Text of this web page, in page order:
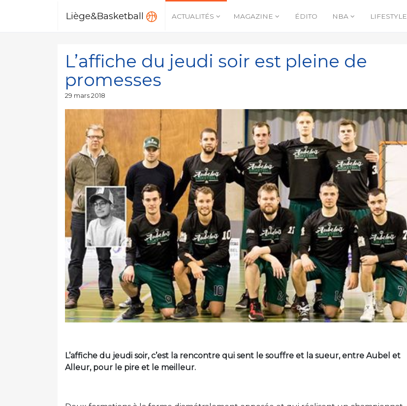
Liège&Basketball ACTUALITÉS MAGAZINE ÉDITO NBA LIFESTYLE
L’affiche du jeudi soir est pleine de
promesses
Publié
29 mars 2018
L’affiche du jeudi soir, c’est la rencontre qui sent le souffre et la sueur, entre Aubel et
Alleur, pour le pire et le meilleur.